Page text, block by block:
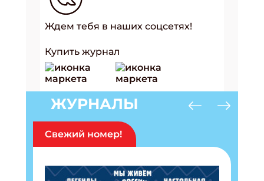
Ждем тебя в наших соцсетях!
Купить журнал
ЖУРНАЛЫ
Свежий номер!